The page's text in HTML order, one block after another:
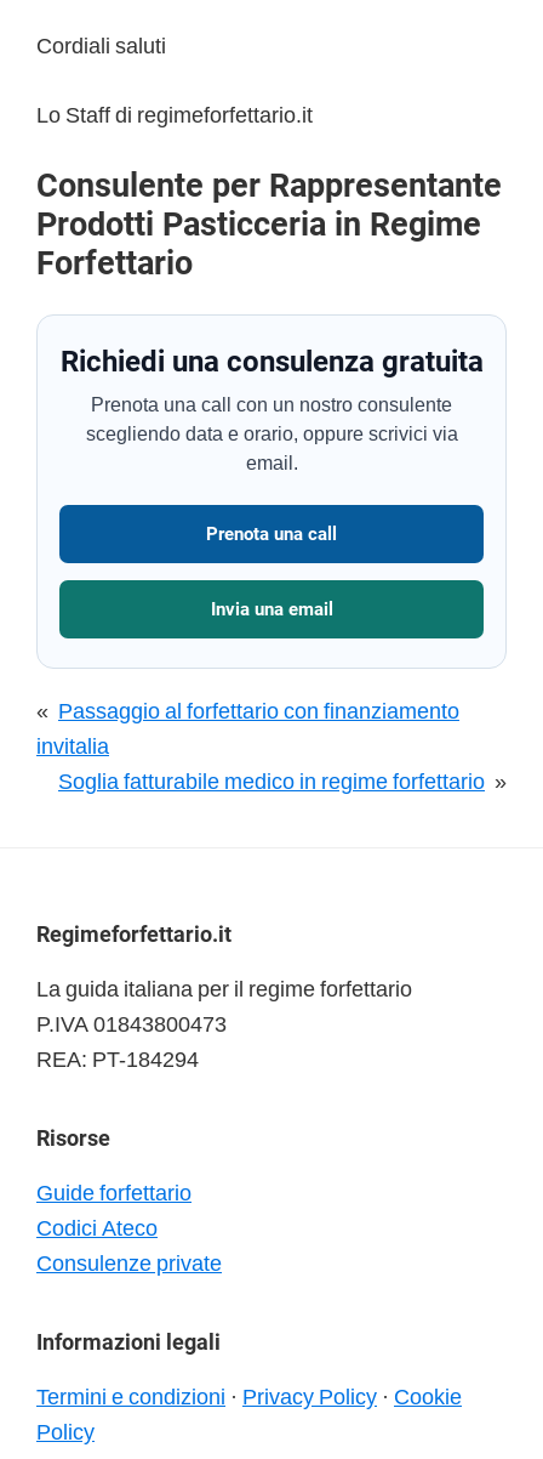
Cordiali saluti
Lo Staff di regimeforfettario.it
Consulente per Rappresentante
Prodotti Pasticceria in Regime
Forfettario
Richiedi una consulenza gratuita
Prenota una call con un nostro consulente
scegliendo data e orario, oppure scrivici via
email.
Prenota una call
Invia una email
« Passaggio al forfettario con finanziamento
invitalia
Soglia fatturabile medico in regime forfettario »
Footer
Regimeforfettario.it
La guida italiana per il regime forfettario
P.IVA 01843800473
REA: PT-184294
Risorse
Guide forfettario
Codici Ateco
Consulenze private
Informazioni legali
Termini e condizioni · Privacy Policy · Cookie
Policy